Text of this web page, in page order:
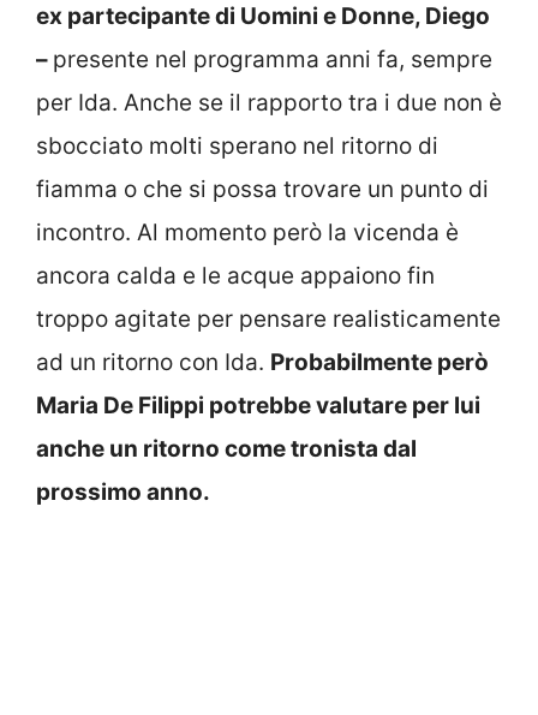
ex partecipante di Uomini e Donne, Diego
– presente nel programma anni fa, sempre
per Ida. Anche se il rapporto tra i due non è
sbocciato molti sperano nel ritorno di
fiamma o che si possa trovare un punto di
incontro. Al momento però la vicenda è
ancora calda e le acque appaiono fin
troppo agitate per pensare realisticamente
ad un ritorno con Ida. Probabilmente però
Maria De Filippi potrebbe valutare per lui
anche un ritorno come tronista dal
prossimo anno.